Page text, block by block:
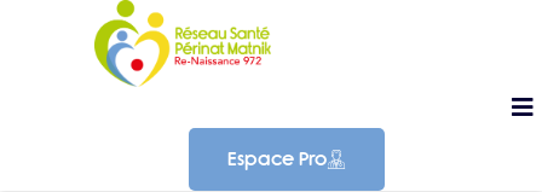
Espace Pro